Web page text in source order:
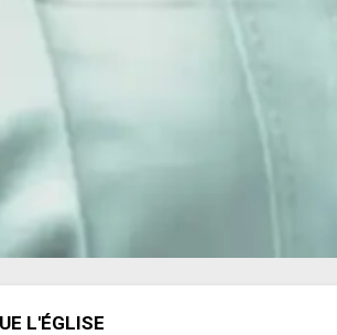
L'ÉGLISE